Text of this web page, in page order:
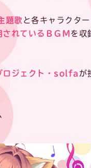
題歌 と各キャラクタ
されているＢＧＭ を収
ロジェクト・solfa が